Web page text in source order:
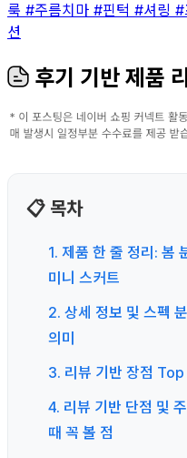
룩 #주름치마 #핀턱 #셔링 #
션
후기 기반 제품
📋 목차
1. 제품 한 줄 정리: 봄
미니 스커트
2. 상세 정보 및 스펙
의미
3. 리뷰 기반 장점
4. 리뷰 기반 단점 및
때 꼭 볼 점